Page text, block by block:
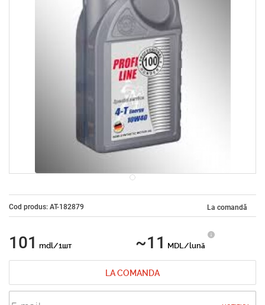
Cod produs: AT-182879 La comandă
101 mdl/1шт ~11 MDL/lună
LA COMANDA